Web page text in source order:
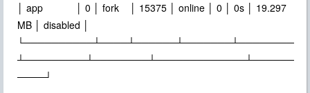
│ app │ 0 │ fork │ 15375 │ online │ 0 │ 0s │ 19.297
MB │ disabled │
└──────────┴────┴──────┴───────┴────────
┴─────────┴────────┴─────────────┴──────
────┘